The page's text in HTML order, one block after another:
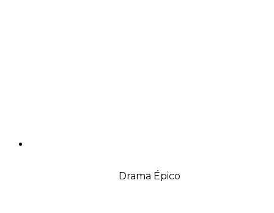
Drama Épico